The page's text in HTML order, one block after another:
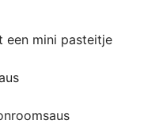
een mini pasteitje